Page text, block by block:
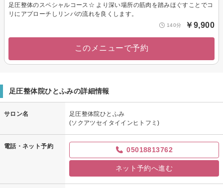
足圧整体のスペシャルコース☆ より深い場所の筋肉を踏みほぐすことでコ
リにアプローチしリンパの流れを良くします。
140分 ￥9,900
このメニューで予約
足圧整体院ひとふみの詳細情報
サロン名
足圧整体院ひとふみ
(ソクアツセイタイインヒトフミ)
電話・ネット予約 05018813762
ネット予約へ進む